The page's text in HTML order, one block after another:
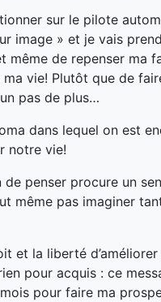
sur le pilote
image » et je vais
même de repenser ma
ma vie! Plutôt que de
pas de plus…
dans lequel on est
notre vie!
penser procure un
même pas imaginer
et la liberté d’améliorer
pour acquis : ce
pour faire ma